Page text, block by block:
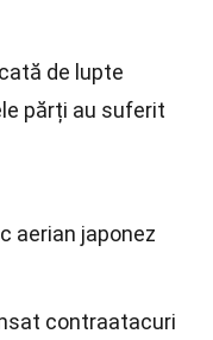
de lupte
părți au suferit
aerian japonez
contraatacuri